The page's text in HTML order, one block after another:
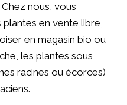
Chez nous, vous
en vente libre,
en magasin bio ou
les plantes sous
racines ou écorces)